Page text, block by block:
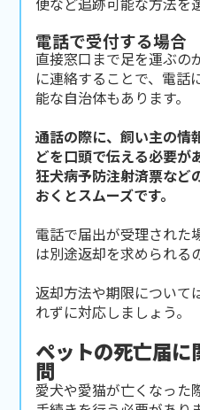
電話で受付する場合
直接窓口まで足を運ぶの
に連絡することで、電話
能な自治体もあります。
通話の際に、飼い主の情
どを口頭で伝える必要が
狂犬病予防注射済票など
おくとスムーズです。
電話で届出が受理された
は別途返却を求められる
返却方法や期限について
れずに対応しましょう。
ペットの死亡届
問
愛犬や愛猫が亡くなった